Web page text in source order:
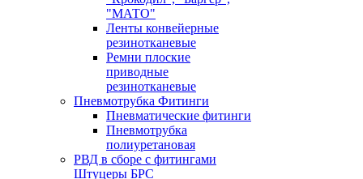
"МАТО"
Ленты конвейерные
резинотканевые
Ремни плоские
приводные
резинотканевые
Пневмотрубка Фитинги
Пневматические фитинги
Пневмотрубка
полиуретановая
РВД в сборе с фитингами
Штуцеры БРС